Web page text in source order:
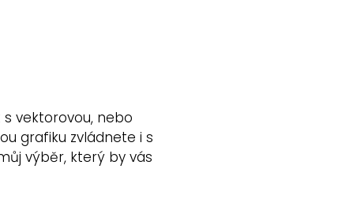
vektorovou, nebo
grafiku zvládnete i s
výběr, který by vás